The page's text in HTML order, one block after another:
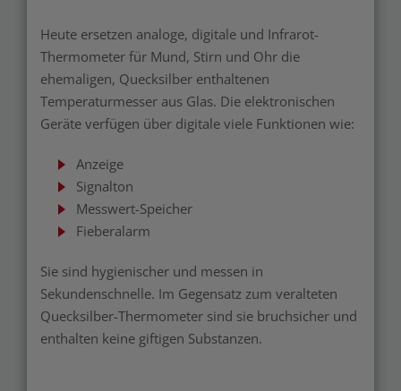
Heute ersetzen analoge, digitale und Infrarot-
Thermometer für Mund, Stirn und Ohr die
ehemaligen, Quecksilber enthaltenen
Temperaturmesser aus Glas. Die elektronischen
Geräte verfügen über digitale viele Funktionen wie:
Anzeige
Signalton
Messwert-Speicher
Fieberalarm
Sie sind hygienischer und messen in
Sekundenschnelle. Im Gegensatz zum veralteten
Quecksilber-Thermometer sind sie bruchsicher und
enthalten keine giftigen Substanzen.